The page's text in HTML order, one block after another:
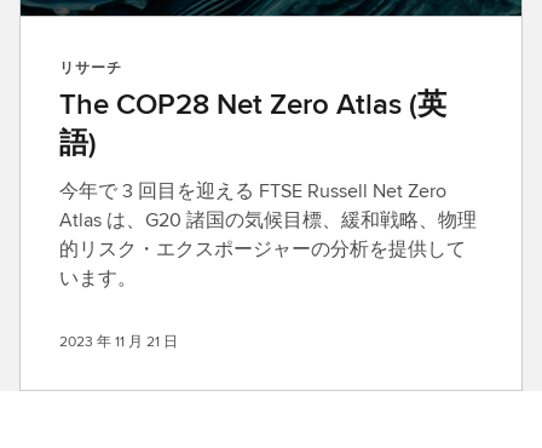
リサーチ
The COP28 Net Zero Atlas (英
語)
今年で 3 回目を迎える FTSE Russell Net Zero
Atlas は、G20 諸国の気候目標、緩和戦略、物理
的リスク・エクスポージャーの分析を提供して
います。
2023 年 11 月 21 日